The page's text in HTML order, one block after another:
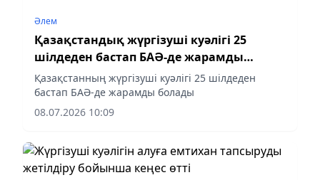
Әлем
Қазақстандық жүргізуші куәлігі 25
шілдеден бастап БАӘ-де жарамды
болады
Қазақстанның жүргізуші куәлігі 25 шілдеден
бастап БАӘ-де жарамды болады
08.07.2026 10:09